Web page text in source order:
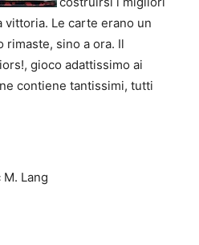
Le carte erano un
rimaste, sino a ora. Il
gioco adattissimo ai
contiene tantissimi, tutti
Lang